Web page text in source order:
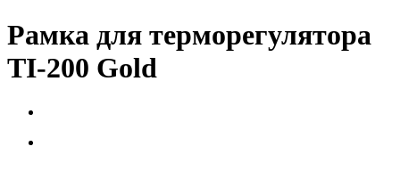
Рамка для терморегулятора
TI-200 Gold